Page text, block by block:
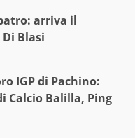
arriva il
Blasi
IGP di Pachino:
Calcio Balilla, Ping